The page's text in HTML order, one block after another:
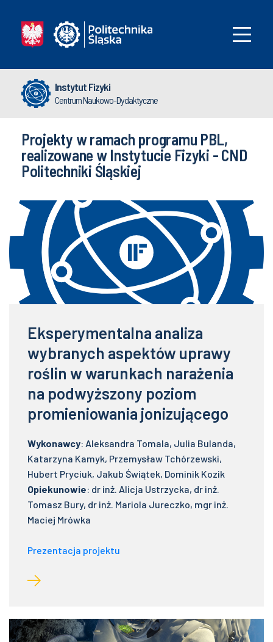
Instytut Fizyki
Centrum Naukowo-Dydaktyczne
Projekty w ramach programu PBL,
realizowane w Instytucie Fizyki - CND
Politechniki Śląskiej
Eksperymentalna analiza
wybranych aspektów uprawy
roślin w warunkach narażenia
na podwyższony poziom
promieniowania jonizującego
Wykonawcy: Aleksandra Tomala, Julia Bulanda,
Katarzyna Kamyk, Przemysław Tchórzewski,
Hubert Pryciuk, Jakub Świątek, Dominik Kozik
Opiekunowie: dr inż. Alicja Ustrzycka, dr inż.
Tomasz Bury, dr inż. Mariola Jureczko, mgr inż.
Maciej Mrówka
Prezentacja projektu